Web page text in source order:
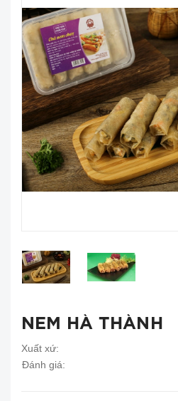
NEM HÀ THÀNH
Xuất xứ:
Đánh giá: